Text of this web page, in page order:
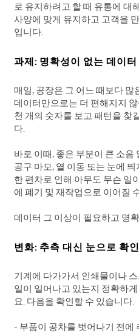
로 유지하려고 할 때 유통에 대
사양에 맞게 유지하고 고객을
입니다.
과제: 명확성이 없는 데이터
매일, 공장은 그 어느 때보다
데이터만으로는 더 편해지지
천 개의 숫자를 보고 패턴을 찾
다.
바로 이때, 좋은 부분이 큰 소
공구 마모, 열 이동 또는 눈에
한 편차로 인해 아무도 무슨 일
에 폐기 및 재작업으로 이어질
데이터 그 이상이 필요하고 명
변화: 추측 대신 눈으로 확
기계에 다가가서 인쇄물이나
일이 일어나고 있는지 정확하
요. 다음을 확인할 수 있습니다.
- 부품이 공차를 벗어나기 전에